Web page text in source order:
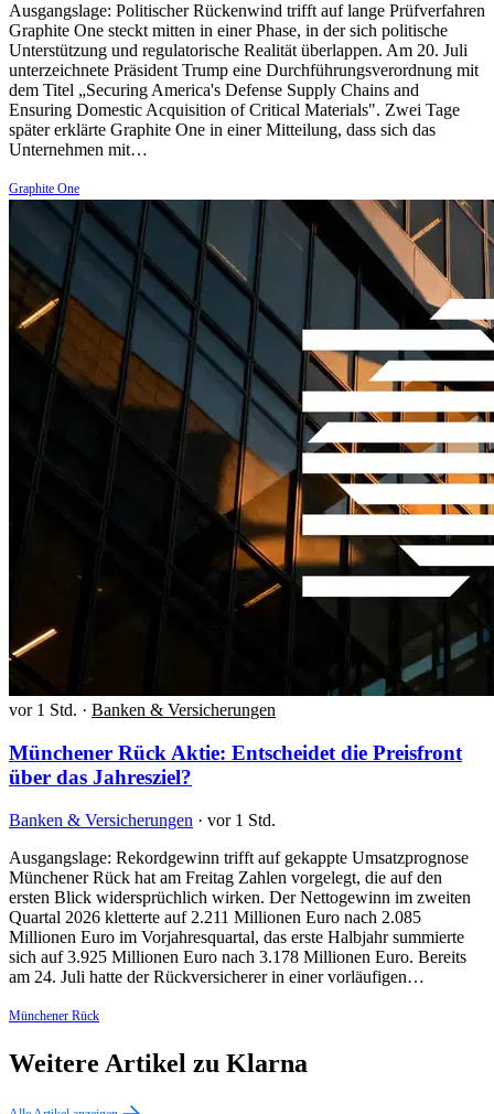
Ausgangslage: Politischer Rückenwind trifft auf lange Prüfverfahren
Graphite One steckt mitten in einer Phase, in der sich politische
Unterstützung und regulatorische Realität überlappen. Am 20. Juli
unterzeichnete Präsident Trump eine Durchführungsverordnung mit
dem Titel „Securing America's Defense Supply Chains and
Ensuring Domestic Acquisition of Critical Materials". Zwei Tage
später erklärte Graphite One in einer Mitteilung, dass sich das
Unternehmen mit…
Graphite One
vor 1 Std. · Banken & Versicherungen
Münchener Rück Aktie: Entscheidet die Preisfront
über das Jahresziel?
Banken & Versicherungen · vor 1 Std.
Ausgangslage: Rekordgewinn trifft auf gekappte Umsatzprognose
Münchener Rück hat am Freitag Zahlen vorgelegt, die auf den
ersten Blick widersprüchlich wirken. Der Nettogewinn im zweiten
Quartal 2026 kletterte auf 2.211 Millionen Euro nach 2.085
Millionen Euro im Vorjahresquartal, das erste Halbjahr summierte
sich auf 3.925 Millionen Euro nach 3.178 Millionen Euro. Bereits
am 24. Juli hatte der Rückversicherer in einer vorläufigen…
Münchener Rück
Weitere Artikel zu Klarna